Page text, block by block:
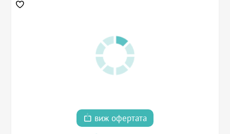
виж офертата